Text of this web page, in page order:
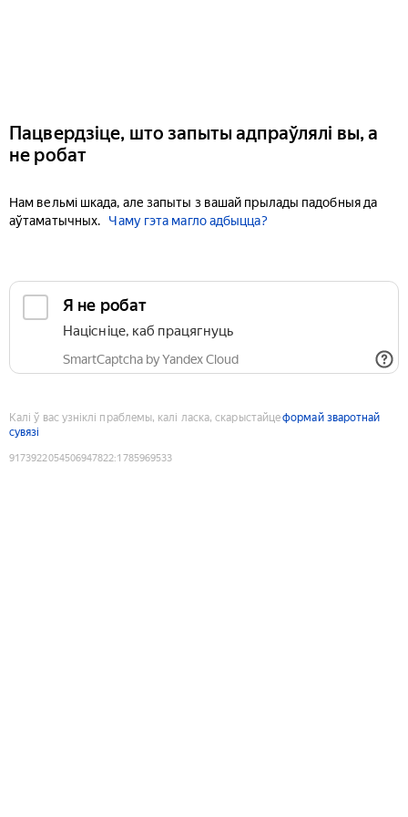
Пацвердзіце, што запыты адпраўлялі вы, а
не робат
Нам вельмі шкада, але запыты з вашай прылады падобныя да
аўтаматычных.
Чаму гэта магло адбыцца?
Я не робат
Націсніце, каб працягнуць
SmartCaptcha by Yandex Cloud
Калі ў вас узніклі праблемы, калі ласка, скарыстайцеформай зваротнай
сувязі
9173922054506947822:1785969533